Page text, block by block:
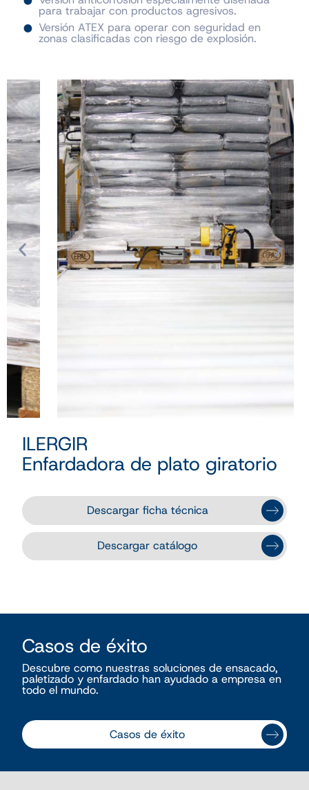
para trabajar con productos agresivos.
Versión ATEX para operar con seguridad en
zonas clasificadas con riesgo de explosión.
ILERGIR
Enfardadora de plato giratorio
Descargar ficha técnica
Descargar catálogo
Casos de éxito
Descubre como nuestras soluciones de ensacado,
paletizado y enfardado han ayudado a empresa en
todo el mundo.
Casos de éxito